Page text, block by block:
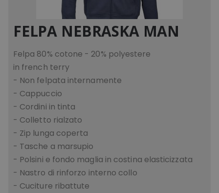
FELPA NEBRASKA MAN
Felpa 80% cotone - 20% polyestere
in french terry
- Non felpata internamente
- Cappuccio
- Cordini in tinta
- Colletto rialzato
- Zip lunga coperta
- Tasche a marsupio
- Polsini e fondo maglia in costina elasticizzata
- Nastro di rinforzo interno collo
- Cuciture ribattute
ls_mage-cache-storage-section-
invalidation